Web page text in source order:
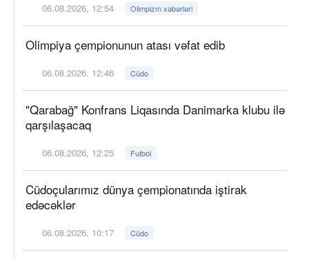
06.08.2026, 12:54 Olimpizm xəbərləri
Olimpiya çempionunun atası vəfat edib
06.08.2026, 12:46 Cüdo
"Qarabağ" Konfrans Liqasında Danimarka klubu ilə
qarşılaşacaq
06.08.2026, 12:25 Futbol
Cüdoçularımız dünya çempionatında iştirak
edəcəklər
06.08.2026, 10:17 Cüdo